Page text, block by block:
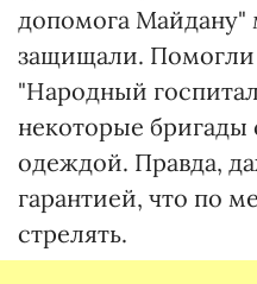
допомога Майдану"
защищали.
"Народный
некоторые
одеждой. Правда,
гарантией, что по
стрелять.